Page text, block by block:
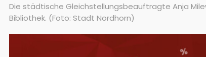
Die städtische Gleichstellungsbeauftragte Anja
Bibliothek. (Foto: Stadt Nordhorn)